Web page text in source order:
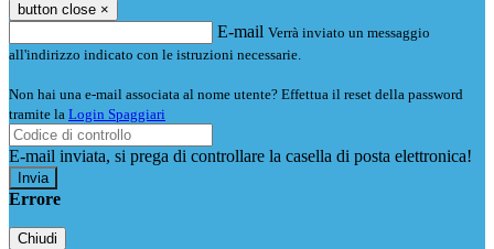
button close ×
E-mail Verrà inviato un messaggio
all'indirizzo indicato con le istruzioni necessarie.
Non hai una e-mail associata al nome utente? Effettua il reset della password
tramite la Login Spaggiari
E-mail inviata, si prega di controllare la casella di posta elettronica!
Errore
Chiudi